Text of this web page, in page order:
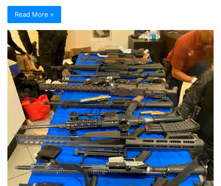
Read More »